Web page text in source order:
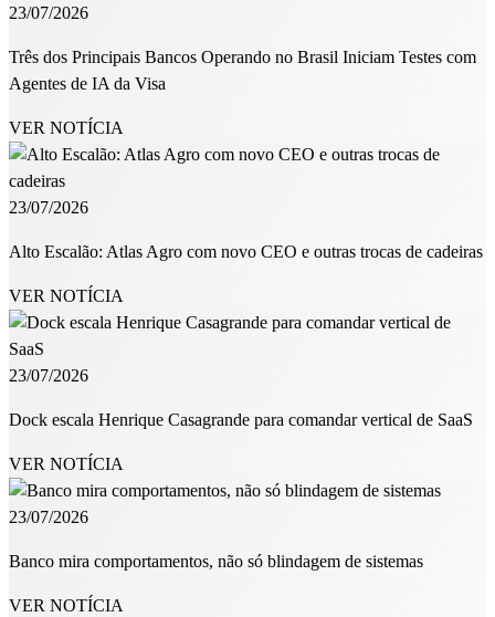
23/07/2026
Três dos Principais Bancos Operando no Brasil Iniciam Testes com
Agentes de IA da Visa
VER NOTÍCIA
23/07/2026
Alto Escalão: Atlas Agro com novo CEO e outras trocas de cadeiras
VER NOTÍCIA
23/07/2026
Dock escala Henrique Casagrande para comandar vertical de SaaS
VER NOTÍCIA
23/07/2026
Banco mira comportamentos, não só blindagem de sistemas
VER NOTÍCIA